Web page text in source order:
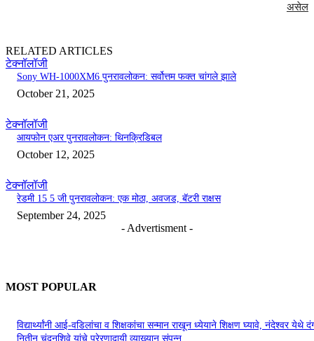
असेल
RELATED ARTICLES
टेक्नॉलॉजी
Sony WH-1000XM6 पुनरावलोकन: सर्वोत्तम फक्त चांगले झाले
October 21, 2025
टेक्नॉलॉजी
आयफोन एअर पुनरावलोकन: थिनक्रिडिबल
October 12, 2025
टेक्नॉलॉजी
रेडमी 15 5 जी पुनरावलोकन: एक मोठा, अवजड, बॅटरी राक्षस
September 24, 2025
- Advertisment -
MOST POPULAR
विद्यार्थ्यांनी आई-वडिलांचा व शिक्षकांचा सन्मान राखून ध्येयाने शिक्षण घ्यावे, नंदेश्वर येथे
नितीन चंदनशिवे यांचे प्रेरणादायी व्याख्यान संपन्न